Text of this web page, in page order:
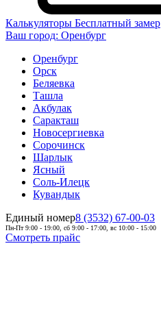
Калькуляторы Бесплатный замер
Ваш город: Оренбург
Оренбург
Орск
Беляевка
Ташла
Акбулак
Саракташ
Новосергиевка
Сорочинск
Шарлык
Ясный
Соль-Илецк
Кувандык
Единый номер8 (3532) 67-00-03
Пн-Пт 9:00 - 19:00, сб 9:00 - 17:00, вс 10:00 - 15:00
Смотреть прайс